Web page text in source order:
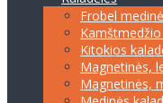
Frobel
Kitokios
Magnetinės,
Magnetinės,